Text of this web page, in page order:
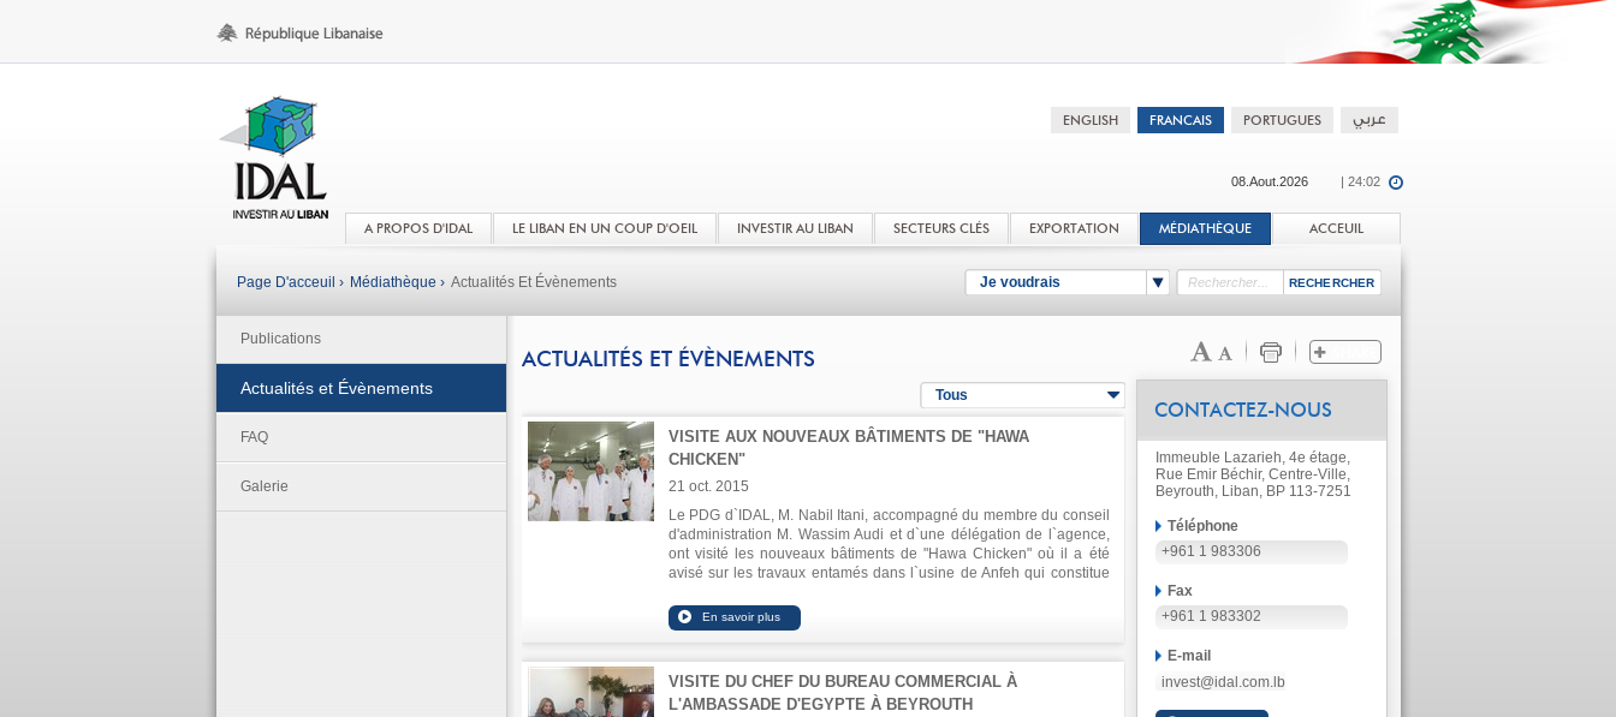
08.Aout.2026 | 24:02
A PROPOS D'IDAL LE LIBAN EN UN COUP D'OEIL INVESTIR AU LIBAN SECTEURS CLÉS EXPORTATION MÉDIATHÈQUE ACCEUIL
Je voudrais
Page D'acceuil › Médiathèque › Actualités Et Évènements
Publications
Actualités et Évènements
FAQ
Galerie
ACTUALITÉS ET ÉVÈNEMENTS
Tous
VISITE AUX NOUVEAUX BÂTIMENTS DE "HAWA
CHICKEN"
21 oct. 2015
Le PDG d`IDAL, M. Nabil Itani, accompagné du membre du conseil
d'administration M. Wassim Audi et d`une délégation de l`agence,
ont visité les nouveaux bâtiments de "Hawa Chicken" où il a été
avisé sur les travaux entamés dans l`usine de Anfeh qui constitue
techniques utilisées dans la fabrication de poulet adoptant les
normes internationales se rapportant à la protection de
l'investissement dans l'usine s`élève à 52,6 millions de dollars, et
vise à doubler la capacité de production pour répondre aux besoins
du marché local.
VISITE DU CHEF DU BUREAU COMMERCIAL À
L'AMBASSADE D'EGYPTE À BEYROUTH
CONTACTEZ-NOUS
Immeuble Lazarieh, 4e étage,
Rue Emir Béchir, Centre-Ville,
Beyrouth, Liban, BP 113-7251
Téléphone
+961 1 983306
Fax
+961 1 983302
E-mail
invest@idal.com.lb